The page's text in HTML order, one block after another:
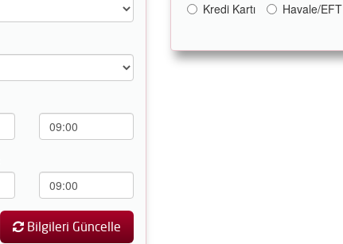
Bilgileri Güncelle
Kredi Kartı
Havale/EFT